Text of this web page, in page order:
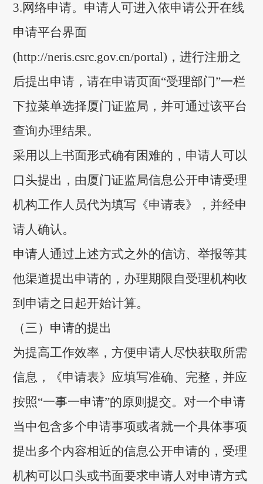
3.网络申请。申请人可进入依申请公开在线
申请平台界面
(http://neris.csrc.gov.cn/portal)，进行注册之
后提出申请 ，请在申请页面“受理部门”一栏
下拉菜单选择厦门证监局， 并可通过该平台
查询办理结果。
采用以上书面形式确有困难的，申请人可以
口头提出，由厦门证监局信息公开申请受理
机构工作人员代为填写《申请表》，并经申
请人确认。
申请人通过上述方式之外的信访、举报等其
他渠道提出申请的，办理期限自受理机构收
到申请之日起开始计算。
（三）申请的提出
为提高工作效率，方便申请人尽快获取所需
信息，《申请表》应填写准确、完整，并应
按照“一事一申请”的原则提交。对一个申请
当中包含多个申请事项或者就一个具体事项
提出多个内容相近的信息公开申请的，受理
机构可以口头或书面要求申请人对申请方式